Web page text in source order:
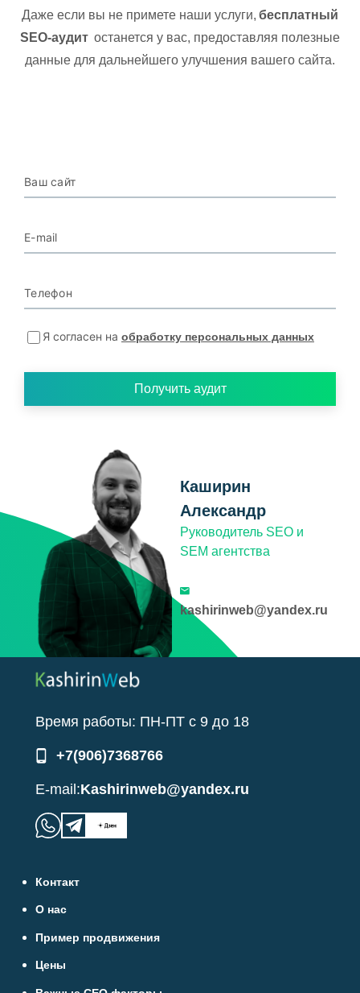
Даже если вы не примете наши услуги, бесплатный
SEO-аудит останется у вас, предоставляя полезные
данные для дальнейшего улучшения вашего сайта.
Ваш сайт
E-mail
Телефон
Я согласен на обработку персональных данных
Получить аудит
Каширин
Александр
Руководитель SEO и
SEM агентства
kashirinweb@yandex.ru
Время работы: ПН-ПТ с 9 до 18
+7(906)7368766
E-mail:Kashirinweb@yandex.ru
Контакт
О нас
Пример продвижения
Цены